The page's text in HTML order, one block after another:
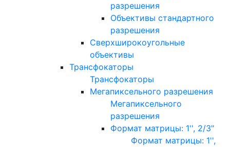
разрешения
Объективы стандартного
разрешения
Сверхширокоугольные
объективы
Трансфокаторы
Трансфокаторы
Мегапиксельного разрешения
Мегапиксельного
разрешения
Формат матрицы: 1'', 2/3"
Формат матрицы: 1'',